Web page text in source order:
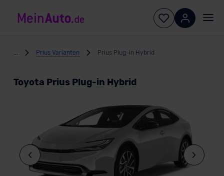
Prius Varianten Prius Plug-in Hybrid
Toyota Prius Plug-in Hybrid